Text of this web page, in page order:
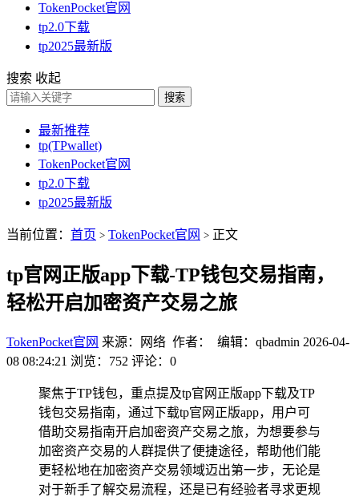
TokenPocket官网
tp2.0下载
tp2025最新版
搜索 收起
搜索
最新推荐
tp(TPwallet)
TokenPocket官网
tp2.0下载
tp2025最新版
当前位置： 首页 > TokenPocket官网 > 正文
tp官网正版app下载-TP钱包交易指南，
轻松开启加密资产交易之旅
TokenPocket官网 来源：网络 作者： 编辑：qbadmin 2026-04-
08 08:24:21 浏览：752 评论：0
聚焦于TP钱包，重点提及tp官网正版app下载及TP
钱包交易指南，通过下载tp官网正版app，用户可
借助交易指南开启加密资产交易之旅，为想要参与
加密资产交易的人群提供了便捷途径，帮助他们能
更轻松地在加密资产交易领域迈出第一步，无论是
对于新手了解交易流程，还是已有经验者寻求更规